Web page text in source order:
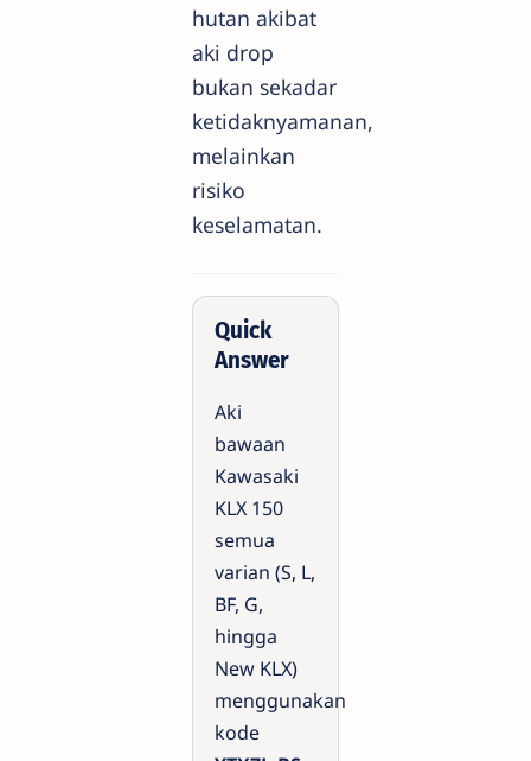
hutan akibat
aki drop
bukan sekadar
ketidaknyamanan,
melainkan
risiko
keselamatan.
Quick
Answer
Aki
bawaan
Kawasaki
KLX 150
semua
varian (S, L,
BF, G,
hingga
New KLX)
menggunakan
kode